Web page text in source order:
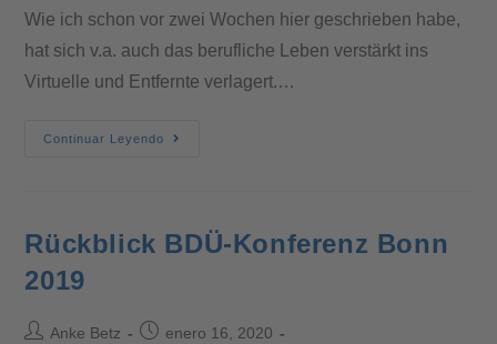
Wie ich schon vor zwei Wochen hier geschrieben habe,
hat sich v.a. auch das berufliche Leben verstärkt ins
Virtuelle und Entfernte verlagert.…
Continuar Leyendo
Rückblick BDÜ-Konferenz Bonn
2019
Anke Betz
enero 16, 2020